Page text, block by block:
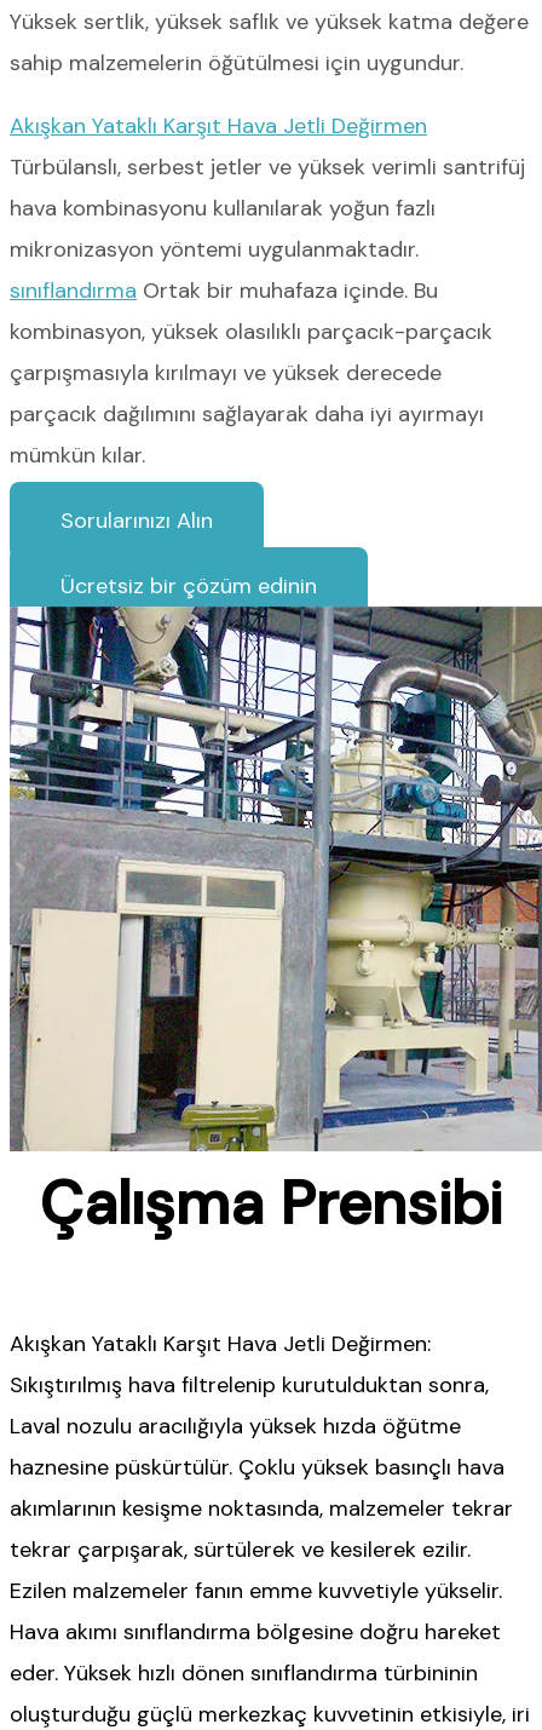
Yüksek sertlik, yüksek saflık ve yüksek katma değere
sahip malzemelerin öğütülmesi için uygundur.
Akışkan Yataklı Karşıt Hava Jetli Değirmen
Türbülanslı, serbest jetler ve yüksek verimli santrifüj
hava kombinasyonu kullanılarak yoğun fazlı
mikronizasyon yöntemi uygulanmaktadır.
sınıflandırma Ortak bir muhafaza içinde. Bu
kombinasyon, yüksek olasılıklı parçacık-parçacık
çarpışmasıyla kırılmayı ve yüksek derecede
parçacık dağılımını sağlayarak daha iyi ayırmayı
mümkün kılar.
Sorularınızı Alın
Ücretsiz bir çözüm edinin
Çalışma Prensibi
Akışkan Yataklı Karşıt Hava Jetli Değirmen:
Sıkıştırılmış hava filtrelenip kurutulduktan sonra,
Laval nozulu aracılığıyla yüksek hızda öğütme
haznesine püskürtülür. Çoklu yüksek basınçlı hava
akımlarının kesişme noktasında, malzemeler tekrar
tekrar çarpışarak, sürtülerek ve kesilerek ezilir.
Ezilen malzemeler fanın emme kuvvetiyle yükselir.
Hava akımı sınıflandırma bölgesine doğru hareket
eder. Yüksek hızlı dönen sınıflandırma türbininin
oluşturduğu güçlü merkezkaç kuvvetinin etkisiyle, iri